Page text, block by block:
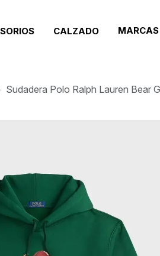
CALZADO MARCAS
Sudadera Polo Ralph Lauren Bear